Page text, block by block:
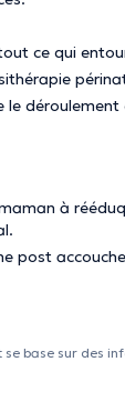
ce qui
à
post
base sur des